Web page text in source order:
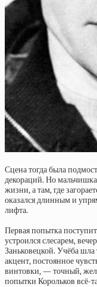
Сцена тогда была
декораций. Но
жизни, а там, где
оказался длинным и
лифта.
Первая попытка
устроился слесарем,
Заньковецкой. Учёба
акцент, постоянное
винтовки, — точный,
попытки Корольков всё-